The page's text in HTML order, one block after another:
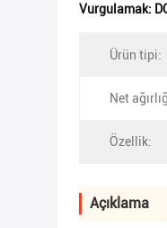
Vurgulamak:
Ürün tipi:
Net
Özellik:
Açıklama